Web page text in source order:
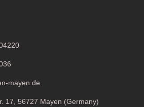
mayen.de
17, 56727 Mayen (Germany)